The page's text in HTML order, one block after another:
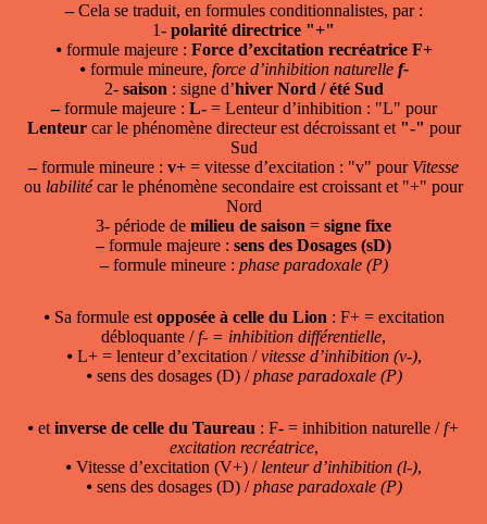
–Cela se traduit, en formules conditionnalistes, par :
1- polarité directrice "+"
⦁ formule majeure : Force d’excitation recréatrice F+
⦁ formule mineure, force d’inhibition naturelle f-
2- saison: signe d’hiver Nord / été Sud
–formule majeure : L-= Lenteur d’inhibition : "L" pour
Lenteurcar le phénomène directeur est décroissant et "-" pour
Sud
–formule mineure : v+ = vitesse d’excitation : "v" pour Vitesse
ou labilité car le phénomène secondaire est croissant et "+" pour
Nord
3- période de milieu de saison = signe fixe
–formule majeure : sens des Dosages (sD)
–formule mineure : phase paradoxale (P)
⦁ Sa formule estopposée à celle du Lion: F+ = excitation
débloquante /f- = inhibition différentielle,
⦁ L+ = lenteur d’excitation /vitesse d’inhibition (v-),
⦁ sens des dosages (D) /phase paradoxale (P)
⦁ etinverse de celle du Taureau : F- = inhibition naturelle /f+
excitation recréatrice,
⦁ Vitesse d’excitation (V+) / lenteur d’inhibition (l-),
⦁ sens des dosages (D) /phase paradoxale (P)